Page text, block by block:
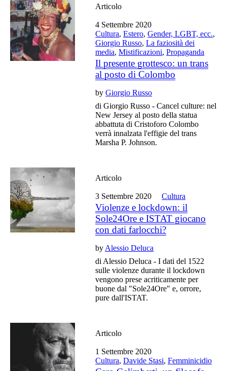
Articolo
4 Settembre 2020
Cultura,Estero,Gender, LGBT, ecc.,
Giorgio Russo,La faziosità dei
media,Mistificazioni,Propaganda
Il presente grottesco: un trans
al posto di Colombo
byGiorgio Russo
di Giorgio Russo - Cancel culture: nel
New Jersey al posto della statua
abbattuta di Cristoforo Colombo
verrà innalzata l'effigie del trans
Marsha P. Johnson.
Articolo
3 Settembre 2020 Cultura
Violenze e lockdown: il
Sole24Ore e ISTAT giocano
con dati farlocchi?
by Alessio Deluca
di Alessio Deluca - I dati del 1522
sulle violenze durante il lockdown
vengono prese acriticamente per
buone dal "Sole24Ore" e, orrore,
pure dall'ISTAT.
Articolo
1 Settembre 2020
Cultura,Davide Stasi,Femminicidio